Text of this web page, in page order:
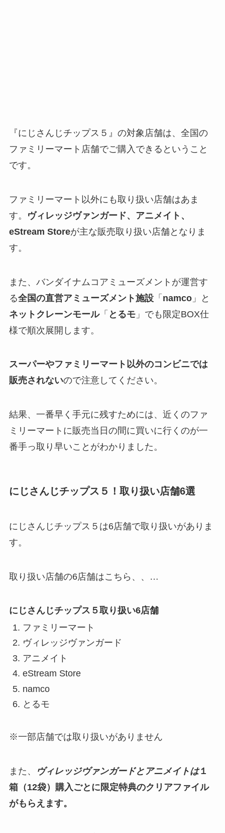
『にじさんじチップス５』の対象店舗は、全国の
ファミリーマート店舗でご購入できるということ
です。
ファミリーマート以外にも取り扱い店舗はあま
す。
ヴィレッジヴァンガード、アニメイト、
eStream Storeが主な販売取り扱い店舗となりま
す。
また、バンダイナムコアミューズメントが運営す
る全国の直営アミューズメント施設「 namco」と
ネットクレーンモール「 とるモ」でも限定BOX仕
様で順次展開します。
スーパーやファミリーマート以外のコンビニでは
販売されないので注意してください。
結果、一番早く手元に残すためには、近くのファ
ミリーマートに販売当日の間に買いに行くのが一
番手っ取り早いことがわかりました。
にじさんじチップス５！取り扱い店舗6選
にじさんじチップス５は6店舗で取り扱いがありま
す。
取り扱い店舗の6店舗はこちら、、…
にじさんじチップス５取り扱い6店舗
ファミリーマート
ヴィレッジヴァンガード
アニメイト
eStream Store
namco
とるモ
※一部店舗では取り扱いがありません
また、 ヴィレッジヴァンガードとアニメイトは１
箱（12袋）購入ごとに限定特典のクリアファイル
がもらえます。